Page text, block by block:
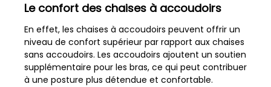
Le confort des chaises à accoudoirs
En effet, les chaises à accoudoirs peuvent offrir un
niveau de confort supérieur par rapport aux chaises
sans accoudoirs. Les accoudoirs ajoutent un soutien
supplémentaire pour les bras, ce qui peut contribuer
à une posture plus détendue et confortable.